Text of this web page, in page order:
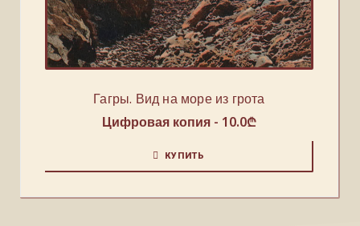
Гагры. Вид на море из грота
Цифровая копия - 10.0₾
КУПИТЬ